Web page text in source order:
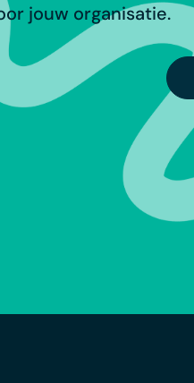
jouw organisatie.